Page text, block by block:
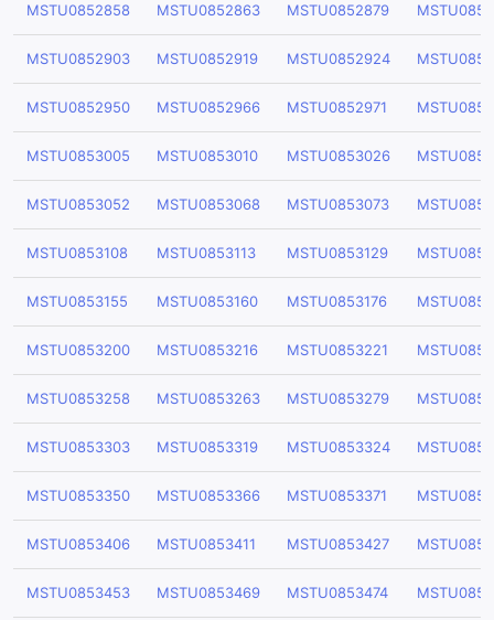
MSTU0852858 MSTU0852863 MSTU0852879
MSTU0852903 MSTU0852919 MSTU0852924
MSTU0852950 MSTU0852966 MSTU0852971
MSTU0853005 MSTU0853010 MSTU0853026
MSTU0853052 MSTU0853068 MSTU0853073
MSTU0853108 MSTU0853113 MSTU0853129
MSTU0853155 MSTU0853160 MSTU0853176
MSTU0853200 MSTU0853216 MSTU0853221
MSTU0853258 MSTU0853263 MSTU0853279
MSTU0853303 MSTU0853319 MSTU0853324
MSTU0853350 MSTU0853366 MSTU0853371
MSTU0853406 MSTU0853411 MSTU0853427
MSTU0853453 MSTU0853469 MSTU0853474